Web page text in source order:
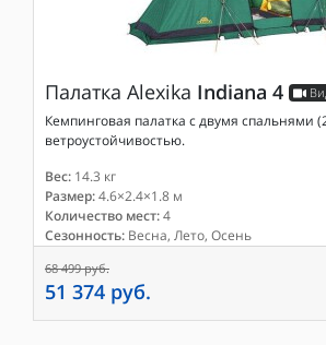
Палатка Alexika Indiana 4
Кемпинговая палатка с двумя спальнями
ветроустойчивостью.
Вес: 14.3 кг
Размер:4.6×2.4×1.8 м
Количество мест:4
Сезонность: Весна, Лето, Осень
68 499 руб.
51 374 руб.